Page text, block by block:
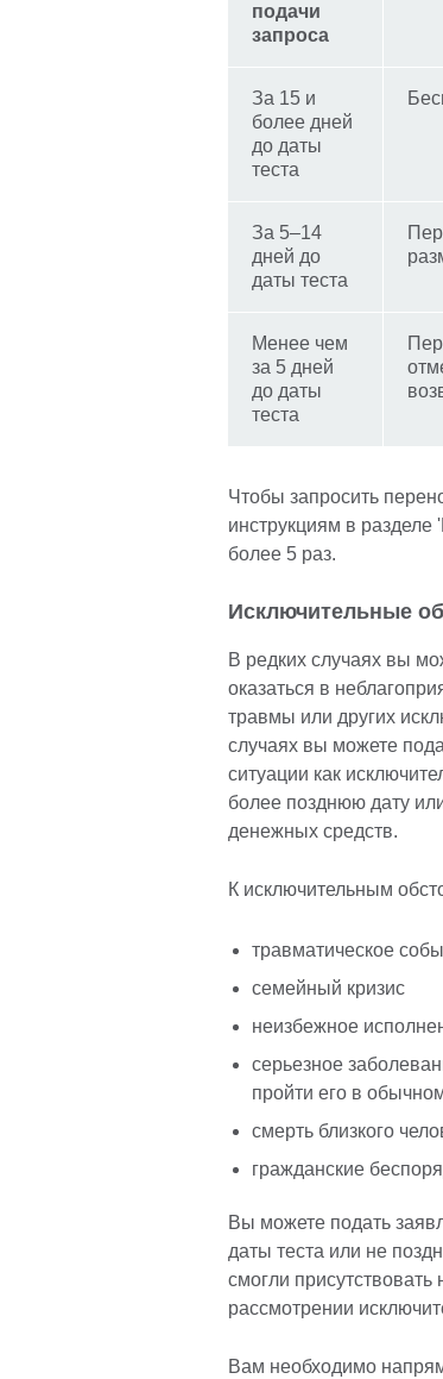
подачи
запроса
За 15 и
более дней
до даты
теста
За 5–14
дней до
даты теста
Менее чем
за 5 дней
до даты
теста
Чтобы запросить
инструкциям в
более 5 раз.
Исключительные
В редких случаях вы
оказаться в
травмы или других
случаях вы можете
ситуации как
более позднюю дату
денежных средств.
К исключительным
травматическое
семейный кризис
неизбежное
серьезное
пройти его в
смерть близкого
гражданские
Вы можете подать
даты теста или не
смогли
рассмотрении
Вам необходимо